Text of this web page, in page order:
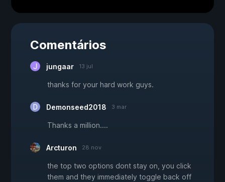
Comentários
jungaar 13 jul
thanks for your hard work guys.
Demonseed2018 3 mar
Thanks a million....
Arcturon 28 nov
the top two options dont stay on, you click
them and they immediately toggle back off